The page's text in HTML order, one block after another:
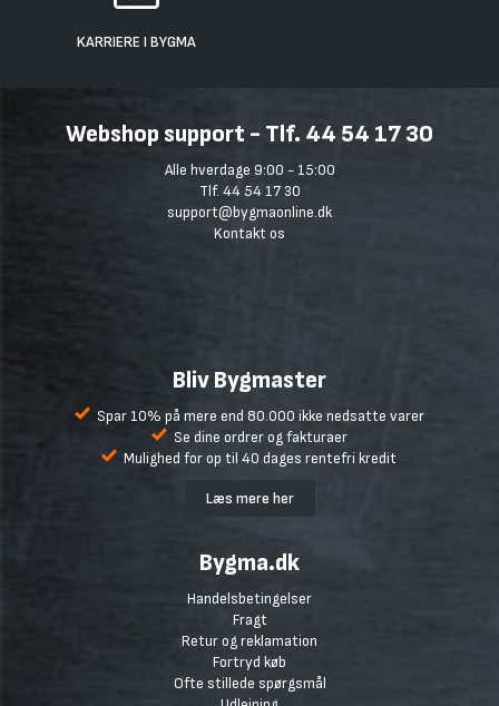
KARRIERE I BYGMA
Webshop support - Tlf. 44 54 17 30
Alle hverdage 9:00 - 15:00
Tlf. 44 54 17 30
support@bygmaonline.dk
Kontakt os
Bliv Bygmaster
Spar 10% på mere end 80.000 ikke nedsatte varer
Se dine ordrer og fakturaer
Mulighed for op til 40 dages rentefri kredit
Læs mere her
Bygma.dk
Handelsbetingelser
Fragt
Retur og reklamation
Fortryd køb
Ofte stillede spørgsmål